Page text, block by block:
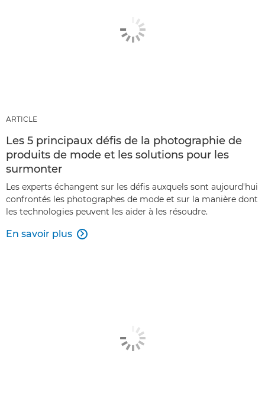
ARTICLE
Les 5 principaux défis de la photographie de
produits de mode et les solutions pour les
surmonter
Les experts échangent sur les défis auxquels sont aujourd'hui
confrontés les photographes de mode et sur la manière dont
les technologies peuvent les aider à les résoudre.
En savoir plus 